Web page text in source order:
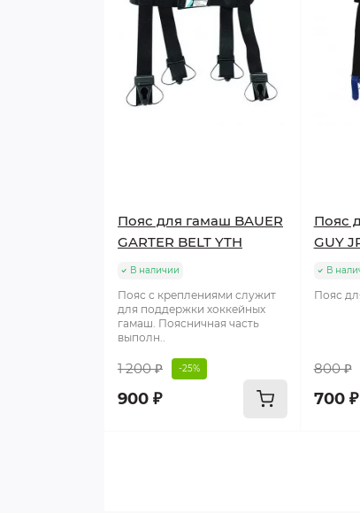
Пояс для гамаш BAUER
GARTER BELT YTH
В наличии
Пояс с креплениями служит
для поддержки хоккейных
гамаш. Поясничная часть
выполн..
1 200 ₽ -25%
900 ₽
Пояс
GUY
В
Пояс
800 ₽
700 ₽